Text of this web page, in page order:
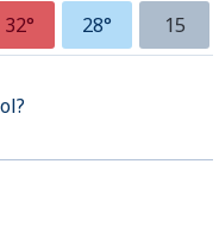
32° 28° 15